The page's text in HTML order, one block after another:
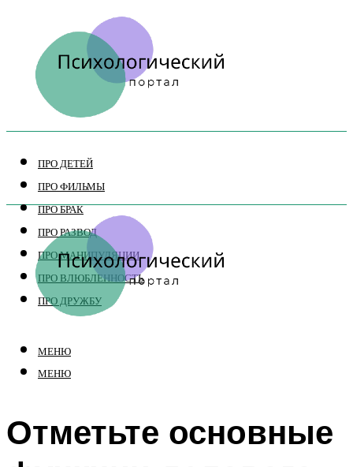
ПРО ДЕТЕЙ
ПРО ФИЛЬМЫ
ПРО БРАК
ПРО РАЗВОД
ПРО МАНИПУЛЯЦИИ
ПРО ВЛЮБЛЕННОСТЬ
ПРО ДРУЖБУ
МЕНЮ
МЕНЮ
Отметьте основные